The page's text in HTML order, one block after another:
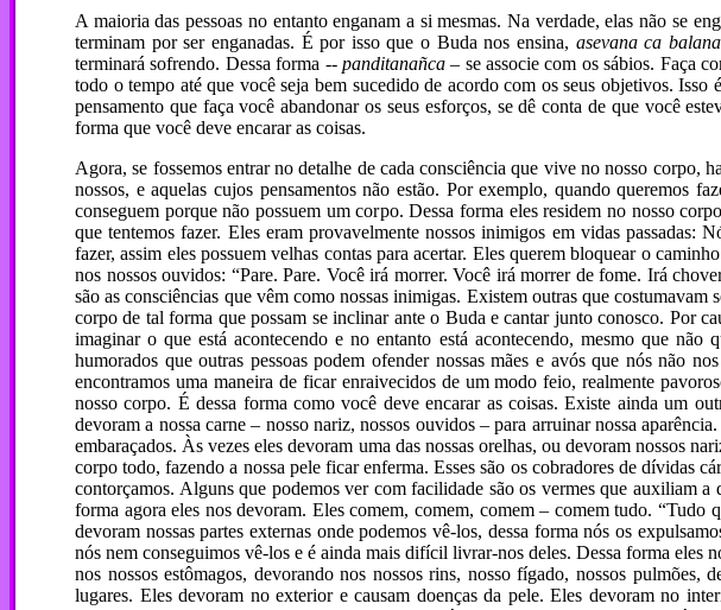
A maioria das pessoas no entanto enganam a si mesmas. Na verdade, elas não se
terminam por ser enganadas. É por isso que o Buda nos ensina, asevana ca
terminará sofrendo. Dessa forma -- panditanañca– se associe com os sábios. Faça
todo o tempo até que você seja bem sucedido de acordo com os seus objetivos.
pensamento que faça você abandonar os seus esforços, se dê conta de que você
forma que você deve encarar as coisas.
Agora, se fossemos entrar no detalhe de cada consciência que vive no nosso corpo,
nossos, e aquelas cujos pensamentos não estão. Por exemplo, quando queremos
conseguem porque não possuem um corpo. Dessa forma eles residem no nosso
que tentemos fazer. Eles eram provavelmente nossos inimigos em vidas passadas:
fazer, assim eles possuem velhas contas para acertar. Eles querem bloquear o
nos nossos ouvidos: “Pare. Pare. Você irá morrer. Você irá morrer de fome. Irá
são as consciências que vêm como nossas inimigas. Existem outras que
corpo de tal forma que possam se inclinar ante o Buda e cantar junto conosco. Por
imaginar o que está acontecendo e no entanto está acontecendo, mesmo que
humorados que outras pessoas podem ofender nossas mães e avós que nós não
encontramos uma maneira de ficar enraivecidos de um modo feio, realmente
nosso corpo. É dessa forma como você deve encarar as coisas. Existe ainda um
devoram a nossa carne – nosso nariz, nossos ouvidos – para arruinar nossa
embaraçados. Às vezes eles devoram uma das nossas orelhas, ou devoram nossos
corpo todo, fazendo a nossa pele ficar enferma. Esses são os cobradores de dívidas
contorçamos. Alguns que podemos ver com facilidade são os vermes que auxiliam
forma agora eles nos devoram. Eles comem, comem, comem – comem tudo.
devoram nossas partes externas onde podemos vê-los, dessa forma nós os
nós nem conseguimos vê-los e é ainda mais difícil livrar-nos deles. Dessa forma
nos nossos estômagos, devorando nos nossos rins, nosso fígado, nossos
lugares. Eles devoram no exterior e causam doenças da pele. Eles devoram no